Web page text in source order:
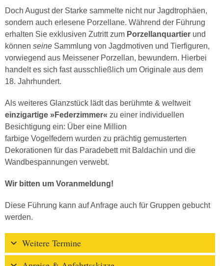
Doch August der Starke sammelte nicht nur Jagdtrophäen,
sondern auch erlesene Porzellane. Während der Führung
erhalten Sie exklusiven Zutritt zum Porzellanquartier und
können seine Sammlung von Jagdmotiven und Tierfiguren,
vorwiegend aus Meissener Porzellan, bewundern. Hierbei
handelt es sich fast ausschließlich um Originale aus dem
18. Jahrhundert.
Als weiteres Glanzstück lädt das berühmte & weltweit
einzigartige »Federzimmer« zu einer individuellen
Besichtigung ein: Über eine Million
farbige Vogelfedern wurden zu prächtig gemusterten
Dekorationen für das Paradebett mit Baldachin und die
Wandbespannungen verwebt.
Wir bitten um Voranmeldung!
Diese Führung kann auf Anfrage auch für Gruppen gebucht
werden.
Weitere Termine